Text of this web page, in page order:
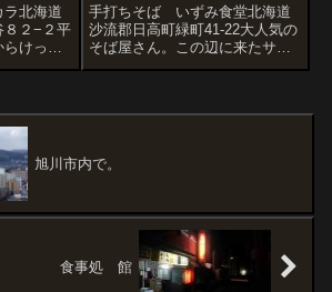
北海道
８２−２平
けっこ
は二風谷
存知の方
は北海
手打ちそば いずみ食堂北海道
沙流郡日高町緑町41-22大人気の
そば屋さん。この辺に来たサラ
リーマンなどでいつもにぎわっ
をみつけるのは楽しい。ブラッ
旭川市内で。
食事処 館